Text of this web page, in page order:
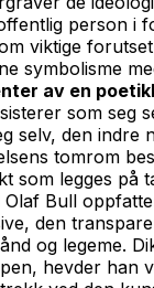
person i
viktige
symbolisme
av en
som seg
den indre
tomrom
som legges på
Bull
den
og legeme.
hevder han